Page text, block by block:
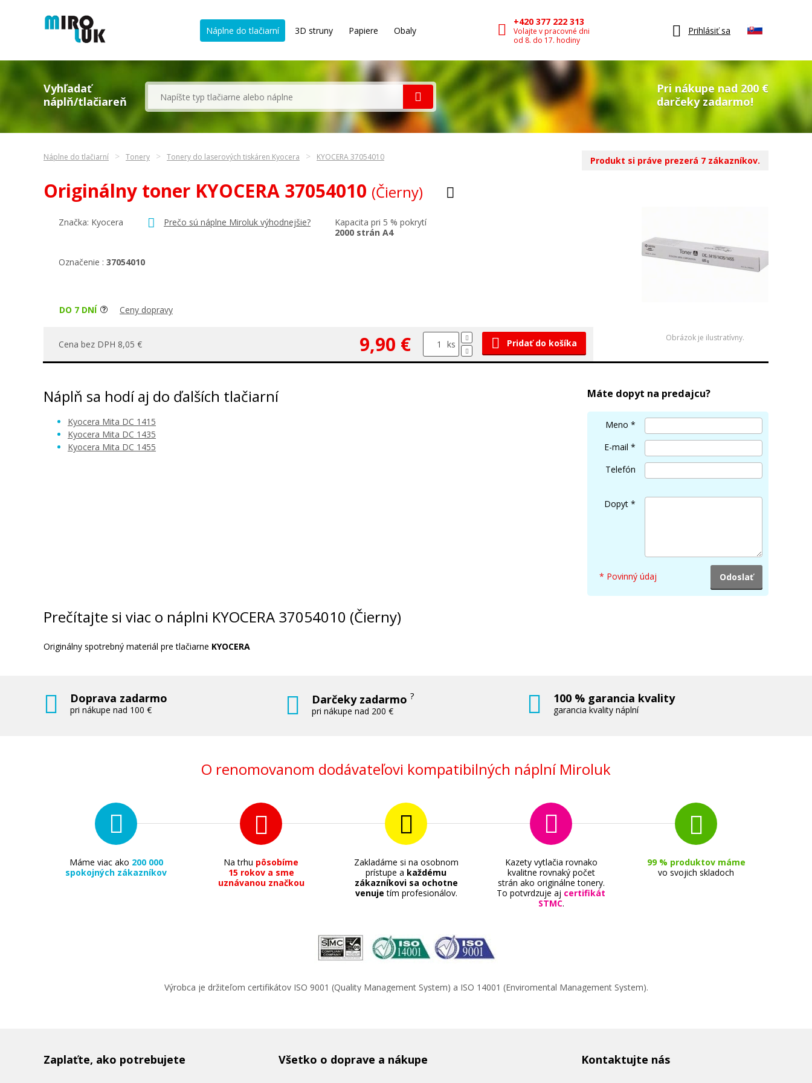
Náplne do tlačiarní 3D struny Papiere Obaly
+420 377 222 313
Volajte v pracovné dni
od 8. do 17. hodiny
Prihlásiť sa
Vyhľadať
náplň/tlačiareň
Pri nákupe nad 200 €
darčeky zadarmo!
Náplne do tlačiarní Tonery Tonery do laserových tiskáren Kyocera KYOCERA 37054010
Originálny toner KYOCERA 37054010 (Čierny)
Značka: Kyocera Prečo sú náplne Miroluk výhodnejšie?
Kapacita pri 5 % pokrytí
2000 strán A4
Označenie : 37054010
DO 7 DNÍ Ceny dopravy
Cena bez DPH 8,05 € 9,90 € ks Pridať do košíka Obrázok je ilustratívny.
Produkt si práve prezerá 7 zákazníkov.
Náplň sa hodí aj do ďalších tlačiarní
Kyocera Mita DC 1415
Kyocera Mita DC 1435
Kyocera Mita DC 1455
Máte dopyt na predajcu?
Meno *
E-mail *
Telefón
Dopyt *
* Povinný údaj
Prečítajte si viac o náplni KYOCERA 37054010 (Čierny)
Originálny spotrebný materiál pre tlačiarne KYOCERA
Doprava zadarmo
pri nákupe nad 100 €
Darčeky zadarmo?
pri nákupe nad 200 €
100 % garancia kvality
garancia kvality náplní
O renomovanom dodávateľovi kompatibilných náplní Miroluk
Máme viac ako 200 000
spokojných zákazníkov
Na trhu pôsobíme
15 rokov a sme
uznávanou značkou
Zakladáme si na osobnom
prístupe a každému
zákazníkovi sa ochotne
venuje tím profesionálov.
Kazety vytlačia rovnako
kvalitne rovnaký počet
strán ako originálne tonery.
To potvrdzuje aj certifikát
STMC.
99 % produktov máme
vo svojich skladoch
Výrobca je držiteľom certifikátov ISO 9001 (Quality Management System) a ISO 14001 (Enviromental Management System).
Zaplaťte, ako potrebujete Všetko o doprave a nákupe Kontaktujte nás